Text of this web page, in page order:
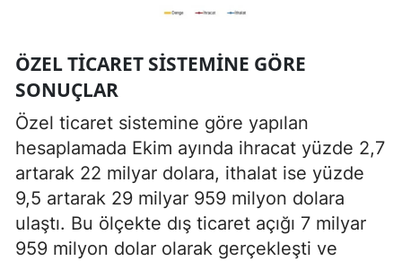
ÖZEL TICARET SISTEMINE GÖRE
SONUÇLAR
Özel ticaret sistemine göre yapılan
hesaplamada Ekim ayında ihracat yüzde 2,7
artarak 22 milyar dolara, ithalat ise yüzde
9,5 artarak 29 milyar 959 milyon dolara
ulaştı. Bu ölçekte dış ticaret açığı 7 milyar
959 milyon dolar olarak gerçekleşti ve